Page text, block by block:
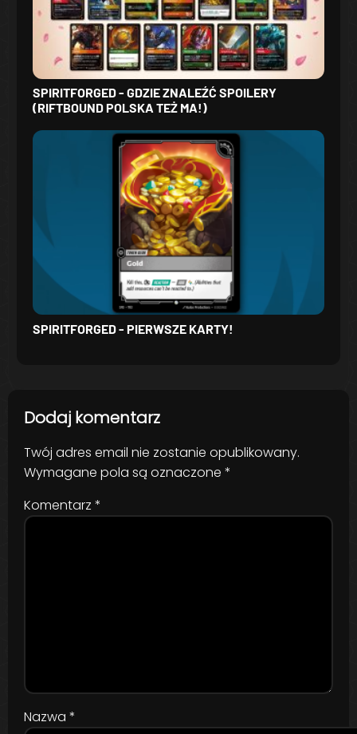
SPIRITFORGED - GDZIE ZNALEŹĆ SPOILERY
(RIFTBOUND POLSKA TEŻ MA!)
SPIRITFORGED - PIERWSZE KARTY!
Dodaj komentarz
Twój adres email nie zostanie opublikowany.
Wymagane pola są oznaczone *
Komentarz *
Nazwa *